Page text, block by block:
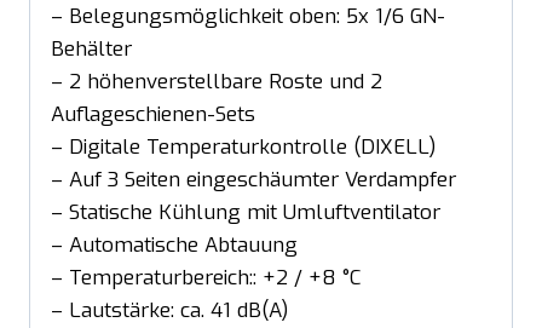
– Belegungsmöglichkeit oben: 5x 1/6 GN-
Behälter
– 2 höhenverstellbare Roste und 2
Auflageschienen-Sets
– Digitale Temperaturkontrolle (DIXELL)
– Auf 3 Seiten eingeschäumter Verdampfer
– Statische Kühlung mit Umluftventilator
– Automatische Abtauung
– Temperaturbereich:: +2 / +8 °C
– Lautstärke: ca. 41 dB(A)